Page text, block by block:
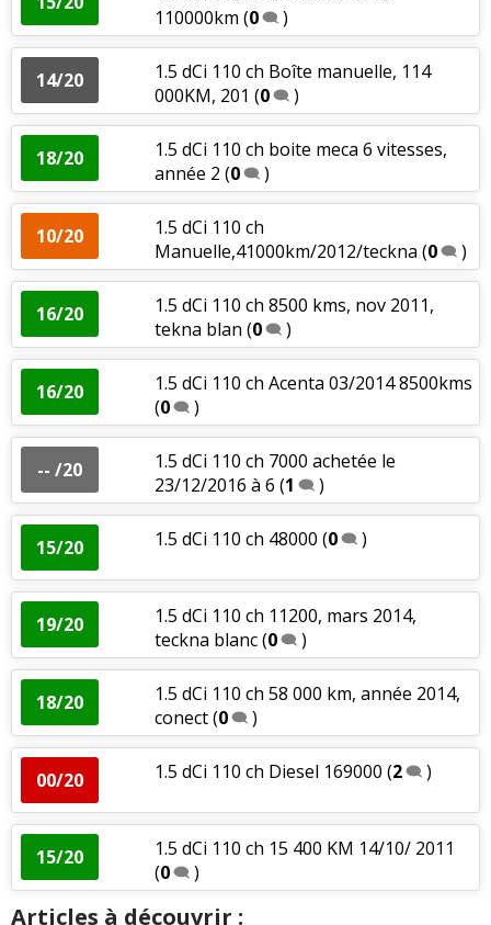
110000km (0 )
14/20
1.5 dCi 110 ch Boîte manuelle, 114
000KM, 201 (0 )
18/20
1.5 dCi 110 ch boite meca 6 vitesses,
année 2 (0 )
10/20
1.5 dCi 110 ch
Manuelle,41000km/2012/teckna (0 )
16/20
1.5 dCi 110 ch 8500 kms, nov 2011,
tekna blan (0 )
16/20
1.5 dCi 110 ch Acenta 03/2014 8500kms
(0 )
-- /20
1.5 dCi 110 ch 7000 achetée le
23/12/2016 à 6 (1 )
15/20 1.5 dCi 110 ch 48000 (0 )
19/20
1.5 dCi 110 ch 11200, mars 2014,
teckna blanc(0 )
18/20
1.5 dCi 110 ch 58 000 km, année 2014,
conect(0 )
00/20 1.5 dCi 110 ch Diesel 169000 (2 )
15/20
1.5 dCi 110 ch 15 400 KM 14/10/ 2011
(0 )
Articles à découvrir :